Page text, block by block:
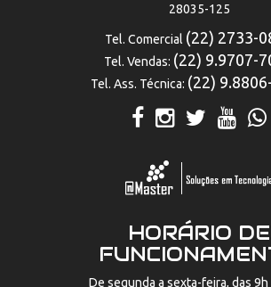
28035-125
Tel. Comercial (22) 2733-
Tel. Vendas: (22) 9.9707-
Tel. Ass. Técnica: (22)
HORÁRIO DE
De segunda a sexta-feira, das 9h